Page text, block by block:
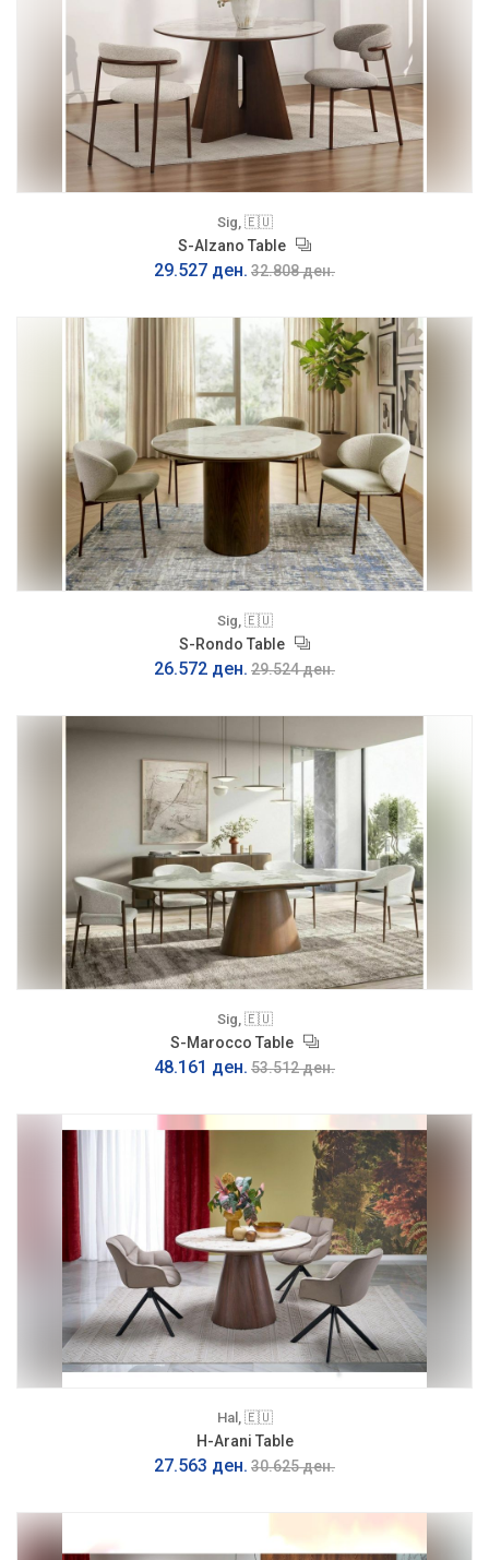
Sig, 🇪🇺
S-Alzano Table
29.527 ден. 32.808 ден.
Sig, 🇪🇺
S-Rondo Table
26.572 ден. 29.524 ден.
Sig, 🇪🇺
S-Marocco Table
48.161 ден. 53.512 ден.
Hal, 🇪🇺
H-Arani Table
27.563 ден. 30.625 ден.